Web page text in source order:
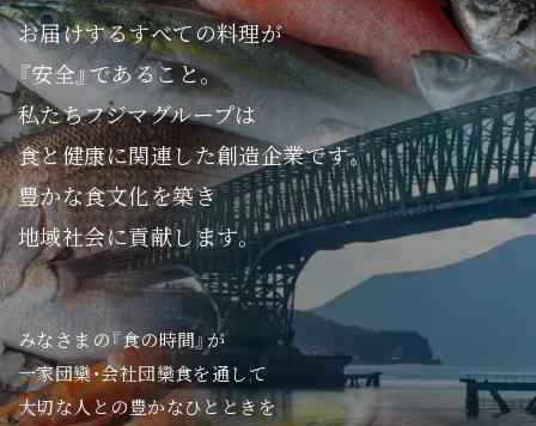
お届けするすべての料理が
『安全』であること。
私たちフジマグループは
食と健康に関連した創造企業です。
豊かな食文化を築き
地域社会に貢献します。
みなさまの『食の時間』が
一家団欒・会社団欒食を通して
大切な人との豊かなひとときを